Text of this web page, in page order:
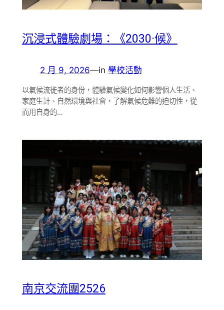
沉浸式體驗劇場：《2030·候》
2 月 9, 2026—in 學校活動
以氣候流徙者的身份，體驗氣候變化如何影響個人生活、
家庭生計、自然環境與社會，了解氣候危難的迫切性，從
而用自身的…
南京交流團2526